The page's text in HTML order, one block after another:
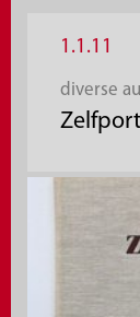
1.1.11
diverse